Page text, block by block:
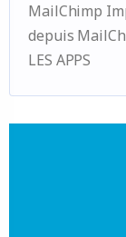
MailChimp
depuis
LES APPS